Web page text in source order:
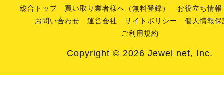
総合トップ 買い取り業者様へ（無料登録）
お役立ち情報
お問い合わせ
運営会社 サイトポリシー
個人情報
ご利用規約
Copyright © 2026 Jewel net, Inc.